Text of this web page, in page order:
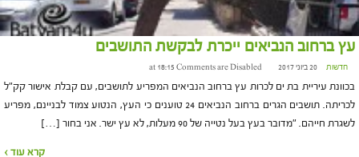
עץ ברחוב הנביאים ייכרת לבקשת התושבים
חדשות 20 ביוני 2017 at 18:15 Comments are Disabled
בכוונת עיריית בת ים לכרות עץ ברחוב הנביאים המפריע לתושבים, עם קבלת אישור קק"ל
לכריתה. תושבים הגרים ברחוב הנביאים 24 טוענים כי העץ, הנטוע צמוד לבניינם, מפריע
לשגרת חייהם. "מדובר בעץ בעל נטייה של 90 מעלות, לא עץ ישר. אני בחור […]
קרא עוד ›